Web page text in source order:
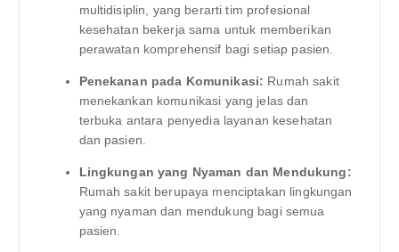
multidisiplin, yang berarti tim profesional
kesehatan bekerja sama untuk memberikan
perawatan komprehensif bagi setiap pasien.
Penekanan pada Komunikasi: Rumah sakit
menekankan komunikasi yang jelas dan
terbuka antara penyedia layanan kesehatan
dan pasien.
Lingkungan yang Nyaman dan Mendukung:
Rumah sakit berupaya menciptakan lingkungan
yang nyaman dan mendukung bagi semua
pasien.